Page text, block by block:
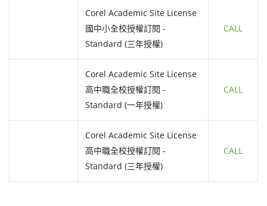
Corel Academic Site License
國中小全校授權訂閱 -
Standard (三年授權)
CALL
Corel Academic Site License
高中職全校授權訂閱 -
Standard (一年授權)
CALL
Corel Academic Site License
高中職全校授權訂閱 -
Standard (三年授權)
CALL